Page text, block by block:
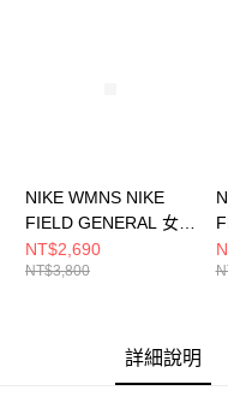
NIKE WMNS NIKE
FIELD GENERAL 女
休閒鞋 IM5768001
NT$2,690
NT$3,800
詳細說明